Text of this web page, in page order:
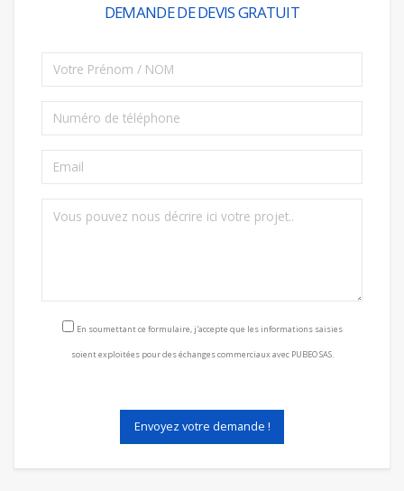
DEMANDE DE DEVIS GRATUIT
Consentement RGPD
En soumettant ce formulaire, j'accepte que les informations saisies
soient exploitées pour des échanges commerciaux avec PUBEO SAS.
Envoyez votre demande !